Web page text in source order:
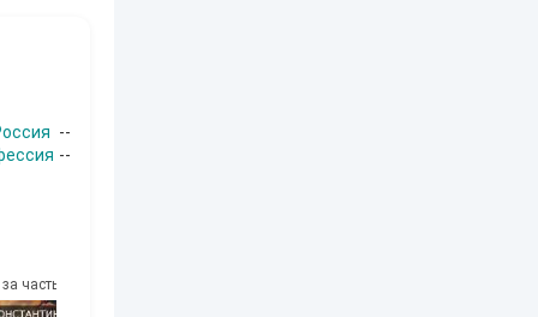
--
--
за часть